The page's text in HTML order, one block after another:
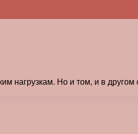
нагрузкам. Но и том, и в другом